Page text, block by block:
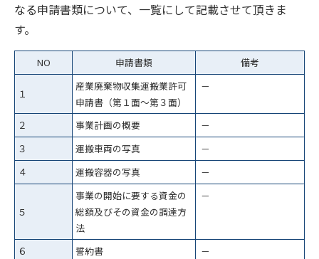
なる申請書類について、一覧にして記載させて頂きま
す。
NO 申請書類 備考
１
産業廃棄物収集運搬業許可
申請書（第１面～第３面）
－
２ 事業計画の概要
－
３
運搬車両の写真
－
４
運搬容器の写真 －
５
事業の開始に要する資金の
総額及びその資金の調達方
法
－
６ 誓約書
－